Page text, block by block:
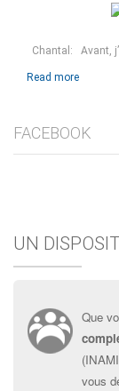
Chantal: Avant,
Read more
FACEBOOK
UN
Que
vous